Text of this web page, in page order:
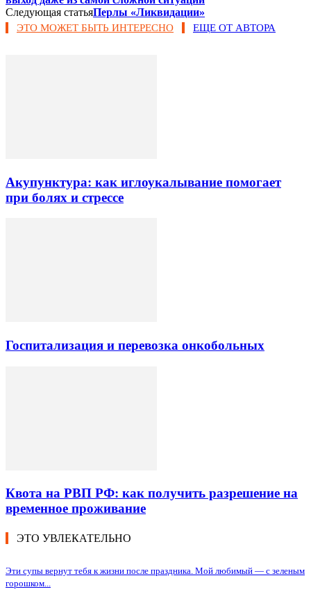
Следующая статьяПерлы «Ликвидации»
ЭТО МОЖЕТ БЫТЬ ИНТЕРЕСНО ЕЩЕ ОТ АВТОРА
Акупунктура: как иглоукалывание помогает
при болях и стрессе
Госпитализация и перевозка онкобольных
Квота на РВП РФ: как получить разрешение на
временное проживание
ЭТО УВЛЕКАТЕЛЬНО
Эти супы вернут тебя к жизни после праздника. Мой любимый — с зеленым
горошком...